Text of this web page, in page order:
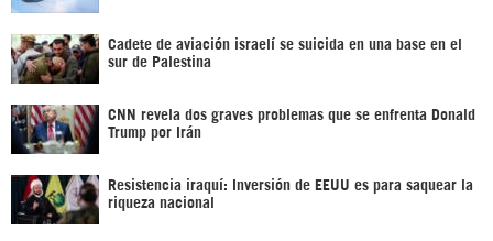
Cadete de aviación israelí se suicida en una base en el
sur de Palestina
CNN revela dos graves problemas que se enfrenta Donald
Trump por Irán
Resistencia iraquí: Inversión de EEUU es para saquear la
riqueza nacional